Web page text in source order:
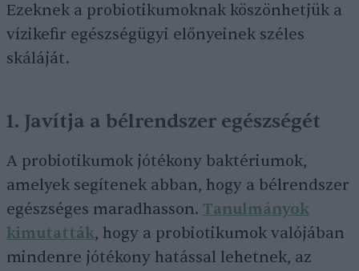
Ezeknek a probiotikumoknak köszönhetjük a
vízikefir egészségügyi előnyeinek széles
skáláját.
1. Javítja a bélrendszer egészségét
A probiotikumok jótékony baktériumok,
amelyek segítenek abban, hogy a bélrendszer
egészséges maradhasson. Tanulmányok
kimutatták, hogy a probiotikumok valójában
mindenre jótékony hatással lehetnek, az